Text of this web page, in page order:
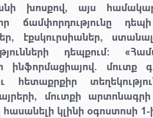
խոսքով, այս
ճամփորդությունը
էքսկուրսիաներ,
դեպքում։
ինֆորմացիայով. մուտք
հետաքրքիր
մուտքի
հասանելի կլինի օգոստոսի 1-